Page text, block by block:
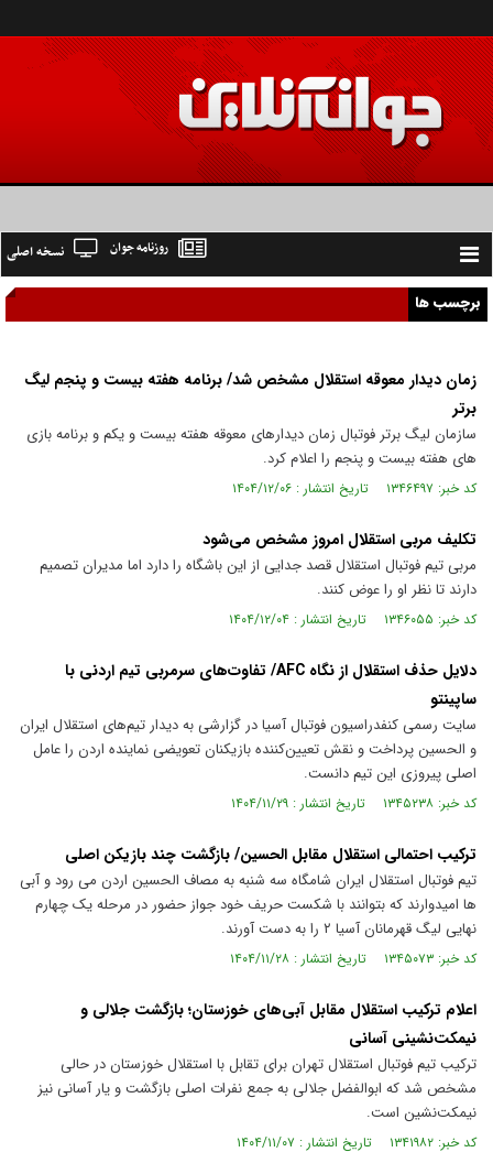
Toggle
navigation
نسخه اصلی روزنامه جوان
برچسب ها
زمان دیدار معوقه استقلال مشخص شد/ برنامه هفته بیست و پنجم لیگ
برتر
سازمان لیگ برتر فوتبال زمان دیدارهای معوقه هفته بیست و یکم و برنامه بازی
های هفته بیست و پنجم را اعلام کرد.
کد خبر: ۱۳۴۶۴۹۷ تاریخ انتشار : ۱۴۰۴/۱۲/۰۶
تکلیف مربی استقلال امروز مشخص می‌شود
مربی تیم فوتبال استقلال قصد جدایی از این باشگاه را دارد اما مدیران تصمیم
دارند تا نظر او را عوض کنند.
کد خبر: ۱۳۴۶۰۵۵ تاریخ انتشار : ۱۴۰۴/۱۲/۰۴
دلایل حذف استقلال از نگاه AFC/ تفاوت‌های سرمربی تیم اردنی با
ساپینتو
سایت رسمی کنفدراسیون فوتبال آسیا در گزارشی به دیدار تیم‌های استقلال ایران
و الحسین پرداخت و نقش تعیین‌کننده بازیکنان تعویضی نماینده اردن را عامل
اصلی پیروزی این تیم دانست.
کد خبر: ۱۳۴۵۲۳۸ تاریخ انتشار : ۱۴۰۴/۱۱/۲۹
ترکیب احتمالی استقلال مقابل الحسین/ بازگشت چند بازیکن اصلی
تیم فوتبال استقلال ایران شامگاه سه شنبه به مصاف الحسین اردن می رود و آبی
ها امیدوارند که بتوانند با شکست حریف خود جواز حضور در مرحله یک چهارم
نهایی لیگ قهرمانان آسیا ۲ را به دست آورند.
کد خبر: ۱۳۴۵۰۷۳ تاریخ انتشار : ۱۴۰۴/۱۱/۲۸
اعلام ترکیب استقلال مقابل آبی‌های خوزستان؛ بازگشت جلالی و
نیمکت‌نشینی آسانی
ترکیب تیم فوتبال استقلال تهران برای تقابل با استقلال خوزستان در حالی
مشخص شد که ابوالفضل جلالی به جمع نفرات اصلی بازگشت و یار آسانی نیز
نیمکت‌نشین است.
کد خبر: ۱۳۴۱۹۸۲ تاریخ انتشار : ۱۴۰۴/۱۱/۰۷